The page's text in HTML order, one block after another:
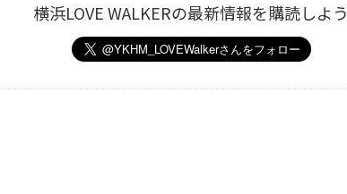
横浜LOVE WALKERの最新情報を購読しよう